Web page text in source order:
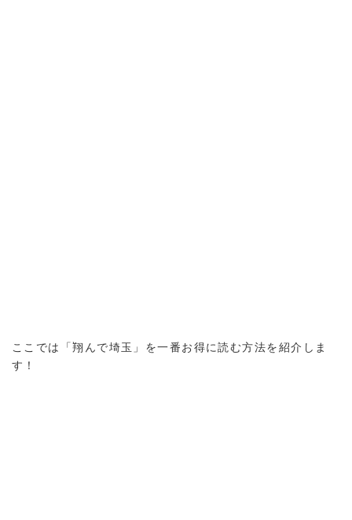
ここでは「翔んで埼玉」を一番お得に読む方法を紹介しま
す！